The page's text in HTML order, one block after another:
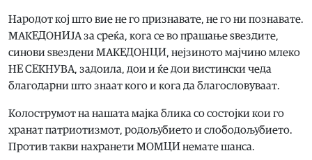
Народот кој што вие не го признавате, не го ни познавате.
МАКЕДОНИЈА за среќа, кога се во прашање ѕвездите,
синови ѕвездени МАКЕДОНЦИ, нејзиното мајчино млеко
НЕ СЕКНУВА, задоила, дои и ќе дои вистински чеда
благодарни што знаат кого и кога да благословуваат.
Колострумот на нашата мајка блика со состојки кои го
хранат патриотизмот, родољубието и слободољубието.
Против такви нахранети МОМЦИ немате шанса.